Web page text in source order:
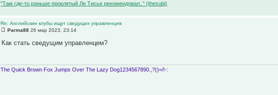
"Там где-то раньше проклятый Ле Тисье рекомендовал.." (thesubj)
Re: Английские клубы ищут сведущих управленцев
Parma88 26 мар 2023, 23:14
Как стать сведущим управленцем?
The Quick Brown Fox Jumps Over The Lazy Dog1234567890.,?()=/!-: